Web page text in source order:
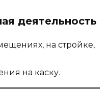
деятельность
на стройке,
на каску.